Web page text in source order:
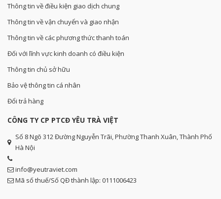
Thông tin về điều kiện giao dịch chung
Thông tin về vận chuyển và giao nhận
Thông tin về các phương thức thanh toán
Đối với lĩnh vực kinh doanh có điều kiện
Thông tin chủ sở hữu
Bảo vệ thông tin cá nhân
Đổi trả hàng
CÔNG TY CP PTCĐ YÊU TRÀ VIỆT
Số 8 Ngõ 312 Đường Nguyễn Trãi, Phường Thanh Xuân, Thành Phố
Hà Nội
info@yeutraviet.com
Mã số thuế/Số QĐ thành lập: 0111006423